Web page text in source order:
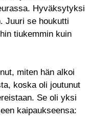
Hyväksytyksi
Juuri se houkutti
tiukemmin kuin
miten hän alkoi
koska oli joutunut
Se oli yksi
kaipaukseensa: